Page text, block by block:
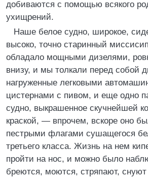
добиваются с помощью всякого
ухищрений.
Наше белое судно, широкое,
высоко, точно старинный
обладало мощными дизелями,
внизу, и мы толкали перед собой
нагруженные легковыми
цистернами с пивом, и еще одно
судно, выкрашенное скучнейшей
краской, — впрочем, вскоре оно
пестрыми флагами сушащегося
третьего класса. Жизнь на нем
пройти на нос, и можно было
бреются, моются, стряпают,